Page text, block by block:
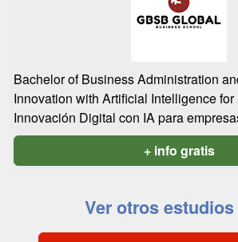
Bachelor of Business Administration
Innovation with Artificial Intelligence
Innovación Digital con IA para
+ info gratis
Ver otros estudios